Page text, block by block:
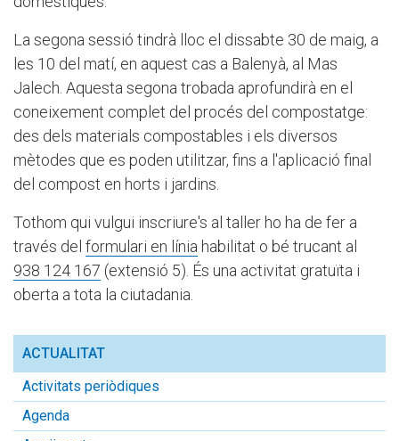
La segona sessió tindrà lloc el dissabte 30 de maig, a
les 10 del matí, en aquest cas a Balenyà, al Mas
Jalech. Aquesta segona trobada aprofundirà en el
coneixement complet del procés del compostatge:
des dels materials compostables i els diversos
mètodes que es poden utilitzar, fins a l'aplicació final
del compost en horts i jardins.
Tothom qui vulgui inscriure's al taller ho ha de fer a
través del formulari en línia habilitat o bé trucant al
938 124 167 (extensió 5). És una activitat gratuïta i
oberta a tota la ciutadania.
ACTUALITAT
Activitats periòdiques
Agenda